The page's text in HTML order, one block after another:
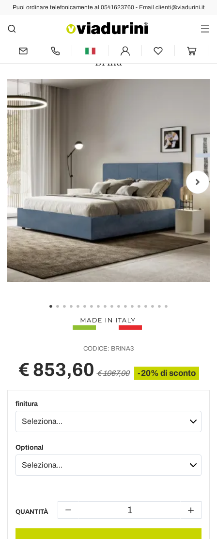
Puoi ordinare telefonicamente al 0541623760 - Email clienti@viadurini.it
Indietro Prec Succ
Letto 160x200 cm con Testata a
Rettangoli in Microfibra Made in Italy -
Brina
CODICE: BRINA3
€ 853,60 € 1067,00 -20% di sconto
finitura
Optional
QUANTITÀ